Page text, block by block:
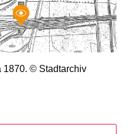
1870. © Stadtarchiv